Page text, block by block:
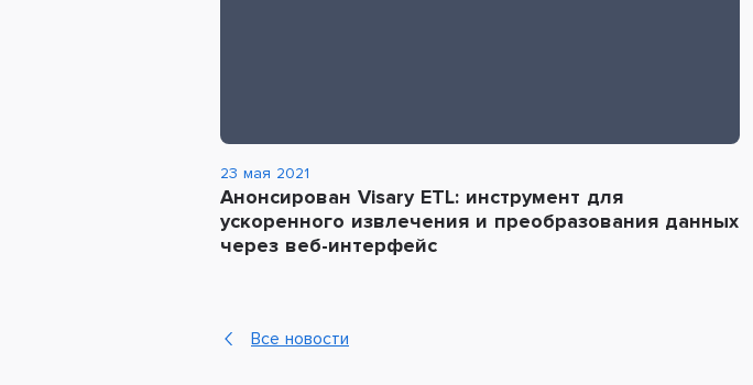
23 мая 2021
Анонсирован Visary ETL: инструмент для
ускоренного извлечения и преобразования данных
через веб-интерфейс
Все новости